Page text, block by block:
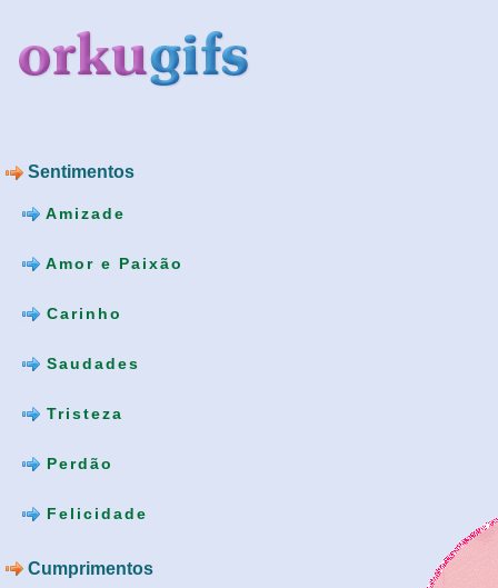
Sentimentos
Amizade
Amor e Paixão
Carinho
Saudades
Tristeza
Perdão
Felicidade
Cumprimentos